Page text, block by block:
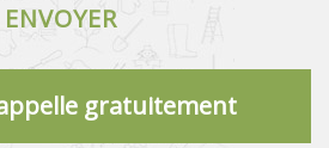
gratuitement